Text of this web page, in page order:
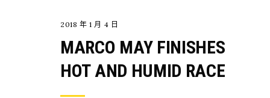
2018 年 1 月 4 日
MARCO MAY FINISHES
HOT AND HUMID RACE